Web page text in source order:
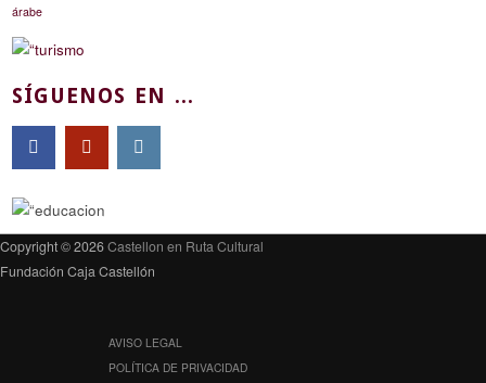
árabe
SÍGUENOS EN ...
Copyright © 2026Castellon en Ruta Cultural
Fundación Caja Castellón
AVISO LEGAL
POLÍTICA DE PRIVACIDAD